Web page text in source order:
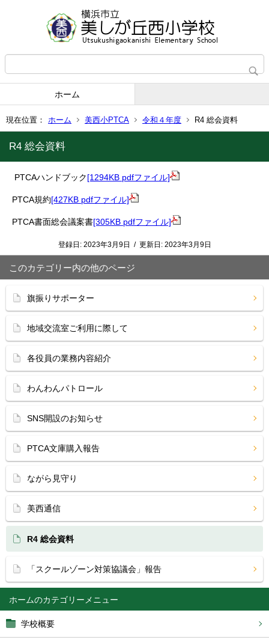
ホーム
現在位置： ホーム 美西小PTCA 令和４年度 R4 総会資料
ホーム
学校概要
R4 総会資料
PTCAハンドブック[1294KB pdfファイル]
PTCA規約[427KB pdfファイル]
PTCA書面総会議案書[305KB pdfファイル]
登録日: 2023年3月9日 / 更新日: 2023年3月9日
このカテゴリー内の他のページ
旗振りサポーター
地域交流室ご利用に際して
各役員の業務内容紹介
わんわんパトロール
SNS開設のお知らせ
PTCA文庫購入報告
ながら見守り
美西通信
R4 総会資料
「スクールゾーン対策協議会」報告